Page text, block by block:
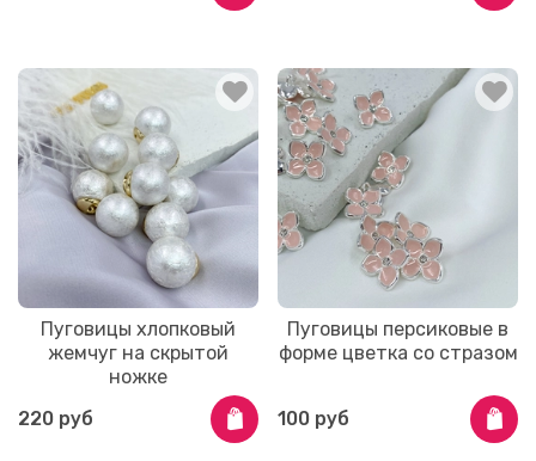
Пуговицы хлопковый
жемчуг на скрытой
ножке
220 руб
Пуговицы персиковые в
форме цветка со стразом
100 руб